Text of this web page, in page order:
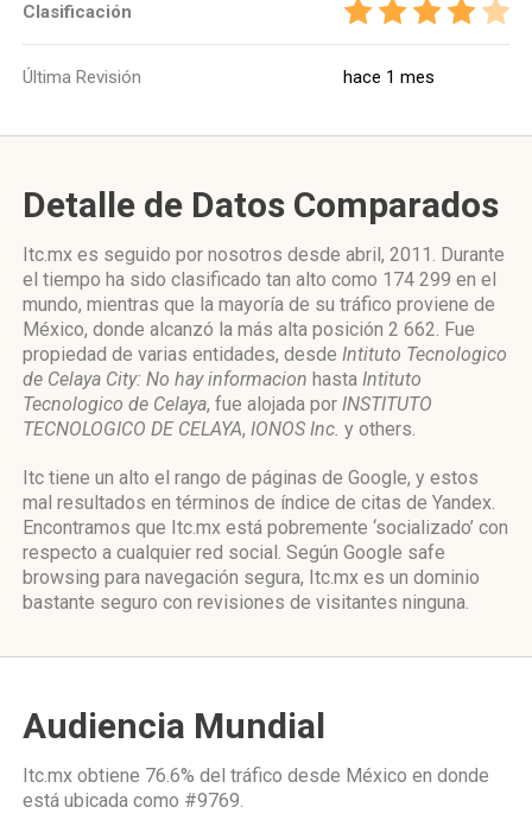
Clasificación
Última Revisión hace 1 mes
Detalle de Datos Comparados
Itc.mx es seguido por nosotros desde abril, 2011. Durante
el tiempo ha sido clasificado tan alto como 174 299 en el
mundo, mientras que la mayoría de su tráfico proviene de
México, donde alcanzó la más alta posición 2 662. Fue
propiedad de varias entidades, desde Intituto Tecnologico
de Celaya City: No hay informacion hasta Intituto
Tecnologico de Celaya, fue alojada por INSTITUTO
TECNOLOGICO DE CELAYA, IONOS Inc. y others.
Itc tiene un alto el rango de páginas de Google, y estos
mal resultados en términos de índice de citas de Yandex.
Encontramos que Itc.mx está pobremente ‘socializado’ con
respecto a cualquier red social. Según Google safe
browsing para navegación segura, Itc.mx es un dominio
bastante seguro con revisiones de visitantes ninguna.
Audiencia Mundial
Itc.mx obtiene 76.6% del tráfico desde México en donde
está ubicada como #9769.